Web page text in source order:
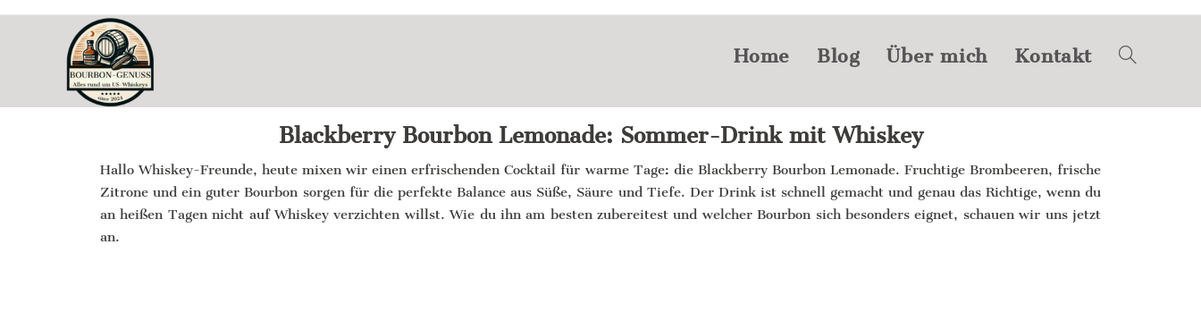
Home Blog Über mich Kontakt
Blackberry Bourbon Lemonade: Sommer-Drink mit Whiskey
Hallo Whiskey-Freunde, heute mixen wir einen erfrischenden Cocktail für warme Tage: die Blackberry Bourbon Lemonade. Fruchtige Brombeeren, frische
Zitrone und ein guter Bourbon sorgen für die perfekte Balance aus Süße, Säure und Tiefe. Der Drink ist schnell gemacht und genau das Richtige, wenn du
an heißen Tagen nicht auf Whiskey verzichten willst. Wie du ihn am besten zubereitest und welcher Bourbon sich besonders eignet, schauen wir uns jetzt
an.